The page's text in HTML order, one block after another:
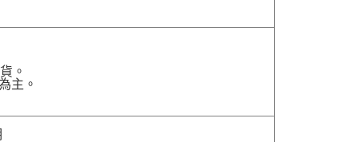
。
主。